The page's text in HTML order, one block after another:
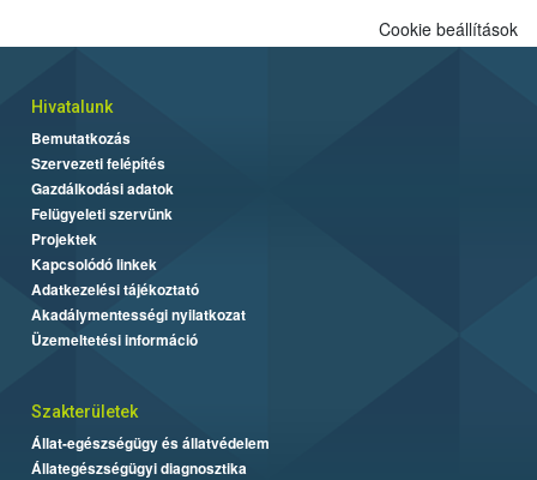
Cookie beállítások
Hivatalunk
Bemutatkozás
Szervezeti felépítés
Gazdálkodási adatok
Felügyeleti szervünk
Projektek
Kapcsolódó linkek
Adatkezelési tájékoztató
Akadálymentességi nyilatkozat
Üzemeltetési információ
Szakterületek
Állat-egészségügy és állatvédelem
Állategészségügyi diagnosztika